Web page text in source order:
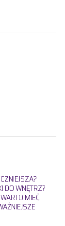
DO WNĘTRZ?
MIEĆ